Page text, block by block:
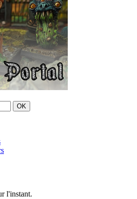
l'instant.